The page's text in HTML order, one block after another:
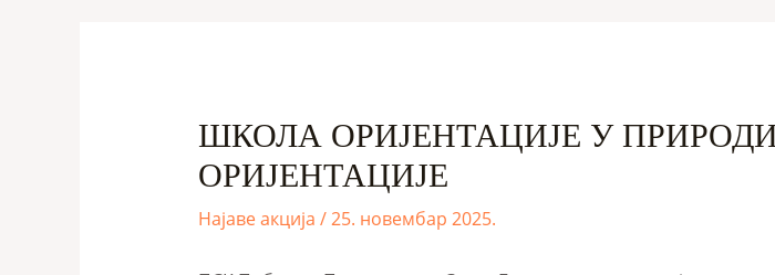
ШКОЛА ОРИЈЕНТАЦИЈЕ У
ОРИЈЕНТАЦИЈЕ
Најаве акција /25. новембар 2025.